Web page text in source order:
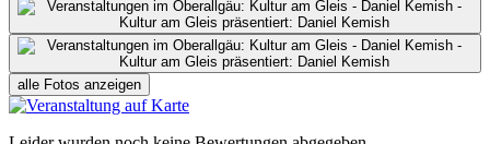
alle Fotos anzeigen